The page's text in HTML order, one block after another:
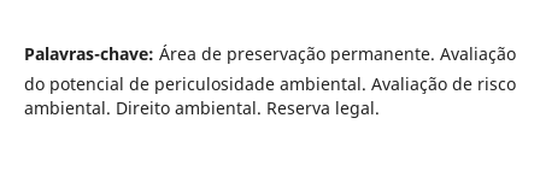
Palavras-chave: Área de preservação permanente. Avaliação
do potencial de periculosidade ambiental. Avaliação de risco
ambiental. Direito ambiental. Reserva legal.